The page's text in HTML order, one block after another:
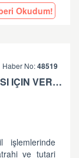
Okudum!
Haber No:48519
'' * KALEM: (**) VERGISI IÇIN VERGI MATRAHI VE TUTARI ARASINDA UYUMSUZLUK VAR '' HATASI HK
işlemlerinde
ve tutari